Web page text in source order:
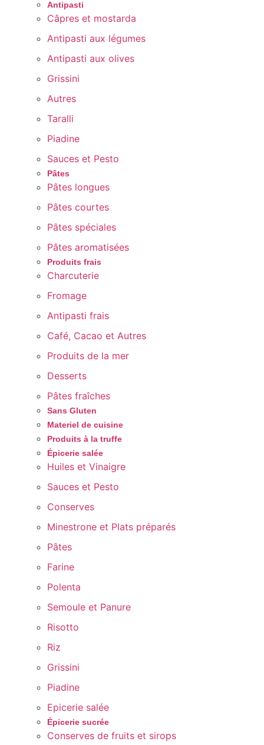
Antipasti
Câpres et mostarda
Antipasti aux légumes
Antipasti aux olives
Grissini
Autres
Taralli
Piadine
Sauces et Pesto
Pâtes
Pâtes longues
Pâtes courtes
Pâtes spéciales
Pâtes aromatisées
Produits frais
Charcuterie
Fromage
Antipasti frais
Café, Cacao et Autres
Produits de la mer
Desserts
Pâtes fraîches
Sans Gluten
Materiel de cuisine
Produits à la truffe
Épicerie salée
Huiles et Vinaigre
Sauces et Pesto
Conserves
Minestrone et Plats préparés
Pâtes
Farine
Polenta
Semoule et Panure
Risotto
Riz
Grissini
Piadine
Epicerie salée
Épicerie sucrée
Conserves de fruits et sirops